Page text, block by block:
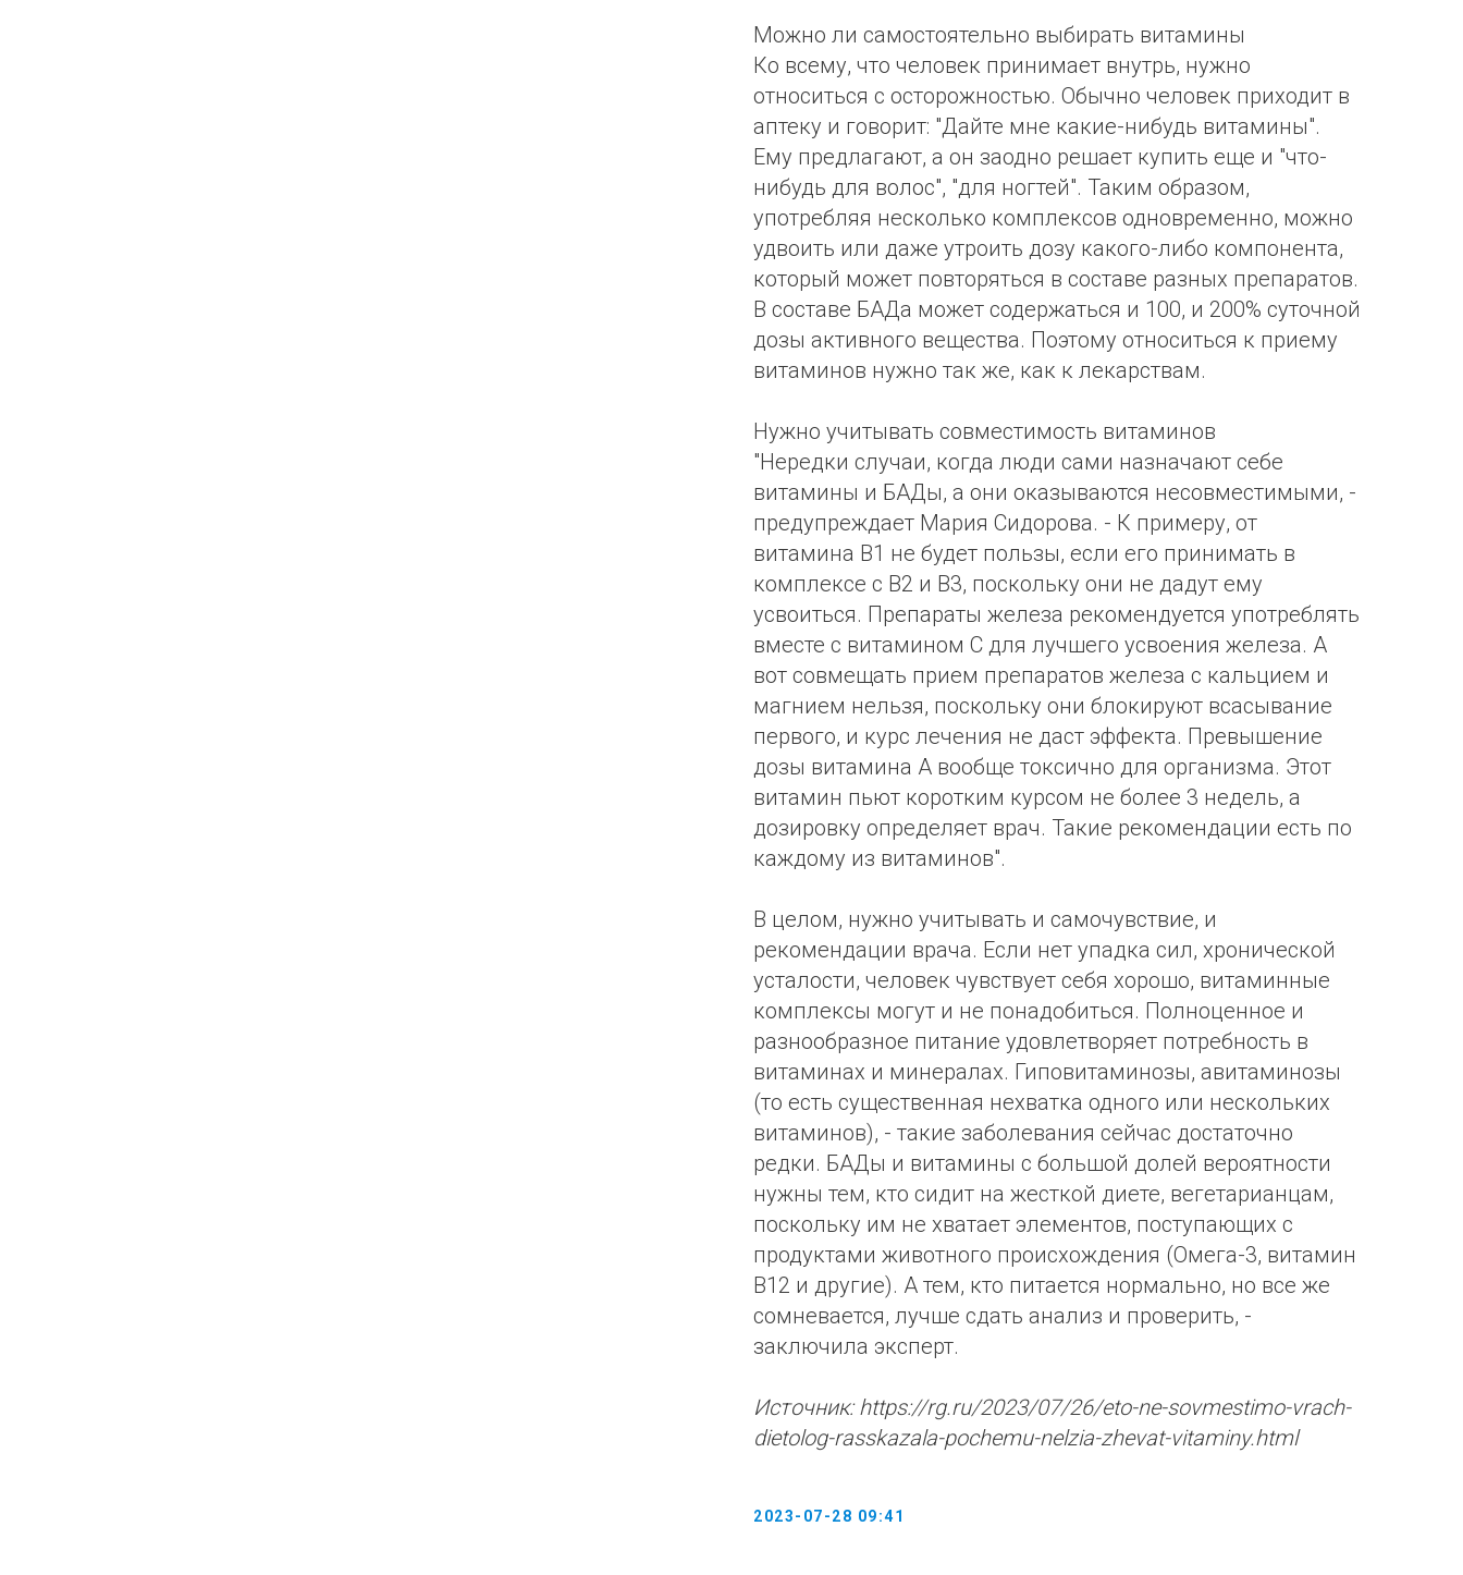
Можно ли самостоятельно выбирать витамины
Ко всему, что человек принимает внутрь, нужно
относиться с осторожностью. Обычно человек приходит в
аптеку и говорит: "Дайте мне какие-нибудь витамины".
Ему предлагают, а он заодно решает купить еще и "что-
нибудь для волос", "для ногтей". Таким образом,
употребляя несколько комплексов одновременно, можно
удвоить или даже утроить дозу какого-либо компонента,
который может повторяться в составе разных препаратов.
В составе БАДа может содержаться и 100, и 200% суточной
дозы активного вещества. Поэтому относиться к приему
витаминов нужно так же, как к лекарствам.
Нужно учитывать совместимость витаминов
"Нередки случаи, когда люди сами назначают себе
витамины и БАДы, а они оказываются несовместимыми, -
предупреждает Мария Сидорова. - К примеру, от
витамина В1 не будет пользы, если его принимать в
комплексе с В2 и В3, поскольку они не дадут ему
усвоиться. Препараты железа рекомендуется употреблять
вместе с витамином С для лучшего усвоения железа. А
вот совмещать прием препаратов железа с кальцием и
магнием нельзя, поскольку они блокируют всасывание
первого, и курс лечения не даст эффекта. Превышение
дозы витамина А вообще токсично для организма. Этот
витамин пьют коротким курсом не более 3 недель, а
дозировку определяет врач. Такие рекомендации есть по
каждому из витаминов".
В целом, нужно учитывать и самочувствие, и
рекомендации врача. Если нет упадка сил, хронической
усталости, человек чувствует себя хорошо, витаминные
комплексы могут и не понадобиться. Полноценное и
разнообразное питание удовлетворяет потребность в
витаминах и минералах. Гиповитаминозы, авитаминозы
(то есть существенная нехватка одного или нескольких
витаминов), - такие заболевания сейчас достаточно
редки. БАДы и витамины с большой долей вероятности
нужны тем, кто сидит на жесткой диете, вегетарианцам,
поскольку им не хватает элементов, поступающих с
продуктами животного происхождения (Омега-3, витамин
В12 и другие). А тем, кто питается нормально, но все же
сомневается, лучше сдать анализ и проверить, -
заключила эксперт.
Источник: https://rg.ru/2023/07/26/eto-ne-sovmestimo-vrach-
dietolog-rasskazala-pochemu-nelzia-zhevat-vitaminy.html
2023-07-28 09:41